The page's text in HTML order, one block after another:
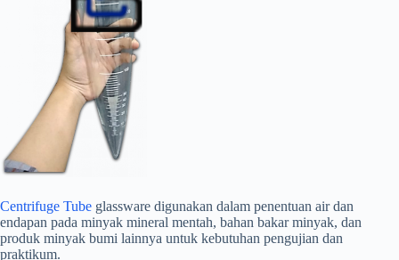
Centrifuge Tube glassware digunakan dalam penentuan air dan
endapan pada minyak mineral mentah, bahan bakar minyak, dan
produk minyak bumi lainnya untuk kebutuhan pengujian dan
praktikum.